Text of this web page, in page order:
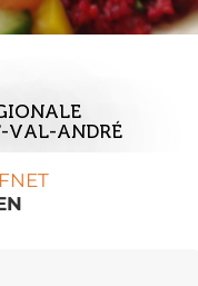
VAL-ANDRÉ